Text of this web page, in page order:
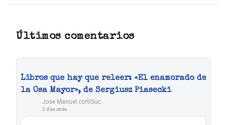
Últimos comentarios
Libros que hay que releer: «El enamorado de
la Osa Mayor», de Sergiusz Piasecki
Jose Manuel cortiSuc
2 días atrás